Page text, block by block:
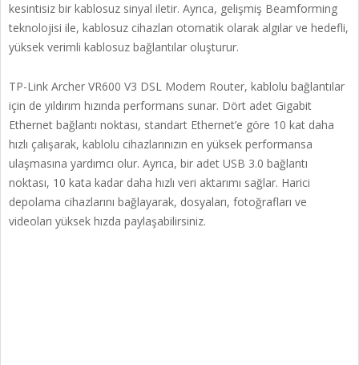
kesintisiz bir kablosuz sinyal iletir. Ayrıca, gelişmiş Beamforming
teknolojisi ile, kablosuz cihazları otomatik olarak algılar ve hedefli,
yüksek verimli kablosuz bağlantılar oluşturur.
TP-Link Archer VR600 V3 DSL Modem Router, kablolu bağlantılar
için de yıldırım hızında performans sunar. Dört adet Gigabit
Ethernet bağlantı noktası, standart Ethernet’e göre 10 kat daha
hızlı çalışarak, kablolu cihazlarınızın en yüksek performansa
ulaşmasına yardımcı olur. Ayrıca, bir adet USB 3.0 bağlantı
noktası, 10 kata kadar daha hızlı veri aktarımı sağlar. Harici
depolama cihazlarını bağlayarak, dosyaları, fotoğrafları ve
videoları yüksek hızda paylaşabilirsiniz.